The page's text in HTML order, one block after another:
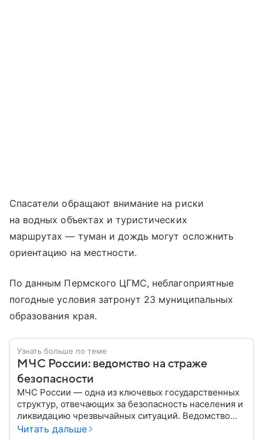
Спасатели обращают внимание на риски
на водных объектах и туристических
маршрутах — туман и дождь могут осложнить
ориентацию на местности.
По данным Пермского ЦГМС, неблагоприятные
погодные условия затронут 23 муниципальных
образования края.
Узнать больше по теме
МЧС России: ведомство на страже
безопасности
МЧС России — одна из ключевых государственных
структур, отвечающих за безопасность населения и
ликвидацию чрезвычайных ситуаций. Ведомство
играет важную роль в защите граждан от
Читать дальше